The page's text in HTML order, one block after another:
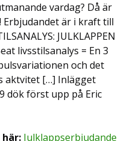
vardag? Då är
är i kraft till
JULKLAPPEN
livsstilsanalys = En 3
och det
aktvitet […] Inlägget
dök först upp på Eric
Julklappserbjudande